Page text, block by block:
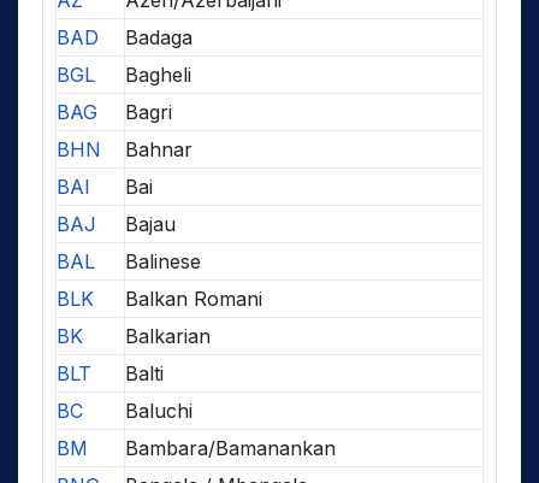
BAD
Badaga
BGL
Bagheli
BAG
Bagri
BHN
Bahnar
BAI
Bai
BAJ
Bajau
BAL
Balinese
BLK
Balkan Romani
BK
Balkarian
BLT
Balti
BC
Baluchi
BM
Bambara/Bamanankan